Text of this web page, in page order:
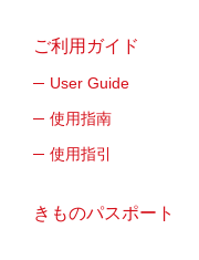
ご利用ガイド
User Guide
使用指南
使用指引
きものパスポート